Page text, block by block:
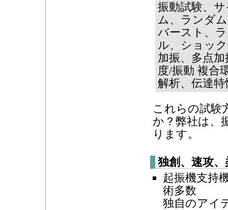
振動試験、
ム、ランダ
バースト、
ル、ショッ
加振、多点
度/振動 複合
解析、伝達
これらの試験
か？弊社は、
ります。
独創、速攻、
起振機支持
術多数
独自のアイ